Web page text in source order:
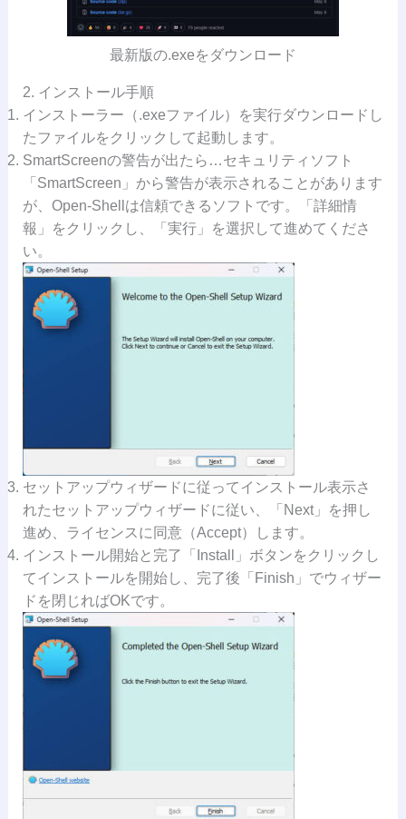
最新版の.exeをダウンロード
2. インストール手順
インストーラー（.exeファイル）を実行ダウンロードし
たファイルをクリックして起動します。
SmartScreenの警告が出たら…セキュリティソフト
「SmartScreen」から警告が表示されることがあります
が、Open-Shellは信頼できるソフトです。「詳細情
報」をクリックし、「実行」を選択して進めてくださ
い。
セットアップウィザードに従ってインストール表示さ
れたセットアップウィザードに従い、「Next」を押し
進め、ライセンスに同意（Accept）します。
インストール開始と完了「Install」ボタンをクリックし
てインストールを開始し、完了後「Finish」でウィザー
ドを閉じればOKです。